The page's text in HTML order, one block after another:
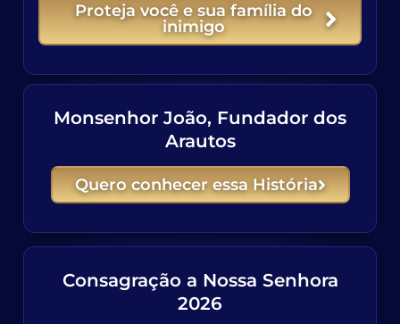
Proteja você e sua família do
inimigo
Monsenhor João, Fundador dos
Arautos
Quero conhecer essa História
Consagração a Nossa Senhora
2026